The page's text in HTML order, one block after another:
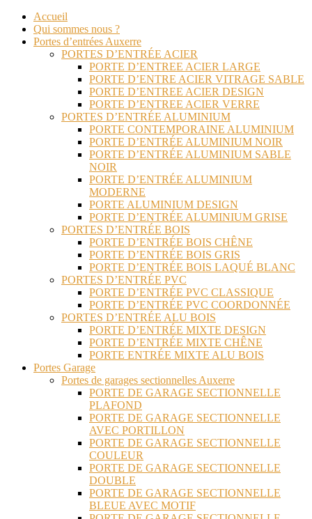
Accueil
Qui sommes nous ?
Portes d’entrées Auxerre
PORTES D’ENTRÉE ACIER
PORTE D’ENTREE ACIER LARGE
PORTE D’ENTRE ACIER VITRAGE SABLE
PORTE D’ENTREE ACIER DESIGN
PORTE D’ENTREE ACIER VERRE
PORTES D’ENTRÉE ALUMINIUM
PORTE CONTEMPORAINE ALUMINIUM
PORTE D’ENTRÉE ALUMINIUM NOIR
PORTE D’ENTRÉE ALUMINIUM SABLE
NOIR
PORTE D’ENTRÉE ALUMINIUM
MODERNE
PORTE ALUMINIUM DESIGN
PORTE D’ENTRÉE ALUMINIUM GRISE
PORTES D’ENTRÉE BOIS
PORTE D’ENTRÉE BOIS CHÊNE
PORTE D’ENTRÉE BOIS GRIS
PORTE D’ENTRÉE BOIS LAQUÉ BLANC
PORTES D’ENTRÉE PVC
PORTE D’ENTRÉE PVC CLASSIQUE
PORTE D’ENTRÉE PVC COORDONNÉE
PORTES D’ENTRÉE ALU BOIS
PORTE D’ENTRÉE MIXTE DESIGN
PORTE D’ENTRÉE MIXTE CHÊNE
PORTE ENTRÉE MIXTE ALU BOIS
Portes Garage
Portes de garages sectionnelles Auxerre
PORTE DE GARAGE SECTIONNELLE
PLAFOND
PORTE DE GARAGE SECTIONNELLE
AVEC PORTILLON
PORTE DE GARAGE SECTIONNELLE
COULEUR
PORTE DE GARAGE SECTIONNELLE
DOUBLE
PORTE DE GARAGE SECTIONNELLE
BLEUE AVEC MOTIF